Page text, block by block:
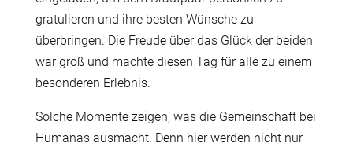
gratulieren und ihre besten Wünsche zu
überbringen. Die Freude über das Glück der beiden
war groß und machte diesen Tag für alle zu einem
besonderen Erlebnis.
Solche Momente zeigen, was die Gemeinschaft bei
Humanas ausmacht. Denn hier werden nicht nur